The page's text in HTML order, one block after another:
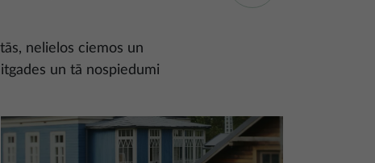
nelielos ciemos un
un tā nospiedumi